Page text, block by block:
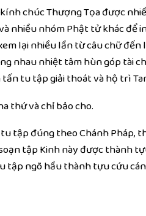
chúcThượng Tọađược
nhiều nhómPhật tửkhác để
lạinhiều lần từ câu chữ
nhau nhiệt tâm hùn góp tài
tu tậpgiải thoátvàhộ trì
thứvàchỉ bảocho.
tậpđúng theoChánh Pháp,
tập Kinh này đượcthành
tậpngõ hầuthành tựucứu